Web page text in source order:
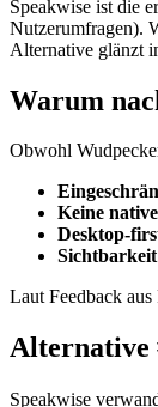
Speakwise ist die
Nutzerumfragen).
Alternative glänzt
Warum
Obwohl
Keine
Desktop-
Laut Feedback
Alternative
Speakwise